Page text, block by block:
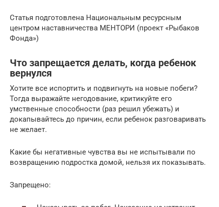
Статья подготовлена Национальным ресурсным
центром наставничества МЕНТОРИ (проект «Рыбаков
Фонда»)
Что запрещается делать, когда ребенок
вернулся
Хотите все испортить и подвигнуть на новые побеги?
Тогда выражайте негодование, критикуйте его
умственные способности (раз решил убежать) и
докапывайтесь до причин, если ребенок разговаривать
не желает.
Какие бы негативные чувства вы не испытывали по
возвращению подростка домой, нельзя их показывать.
Запрещено: